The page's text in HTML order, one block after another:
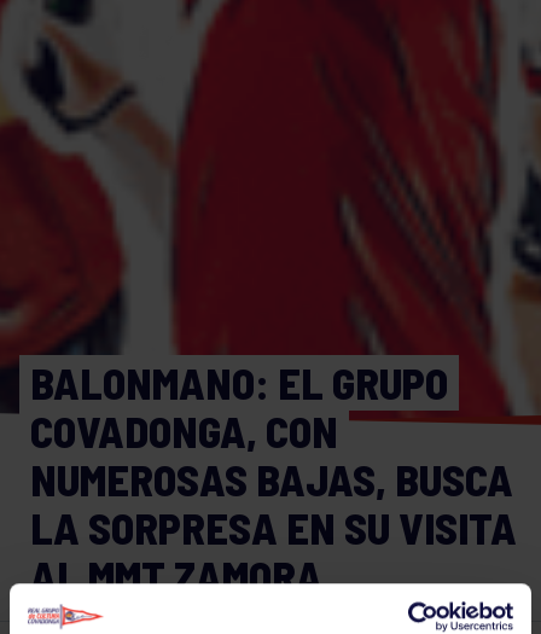
BALONMANO: EL GRUPO
COVADONGA, CON
NUMEROSAS BAJAS, BUSCA
LA SORPRESA EN SU VISITA
AL MMT ZAMORA